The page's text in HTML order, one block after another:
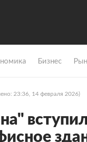
Бизнес
23:36, 14 февраля 2026)